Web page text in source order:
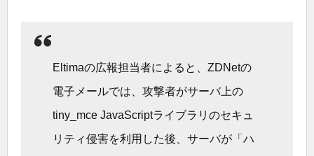
Eltimaの広報担当者によると、ZDNetの
電子メールでは、攻撃者がサーバ上の
tiny_mce JavaScriptライブラリのセキュ
リティ侵害を利用した後、サーバが「ハ